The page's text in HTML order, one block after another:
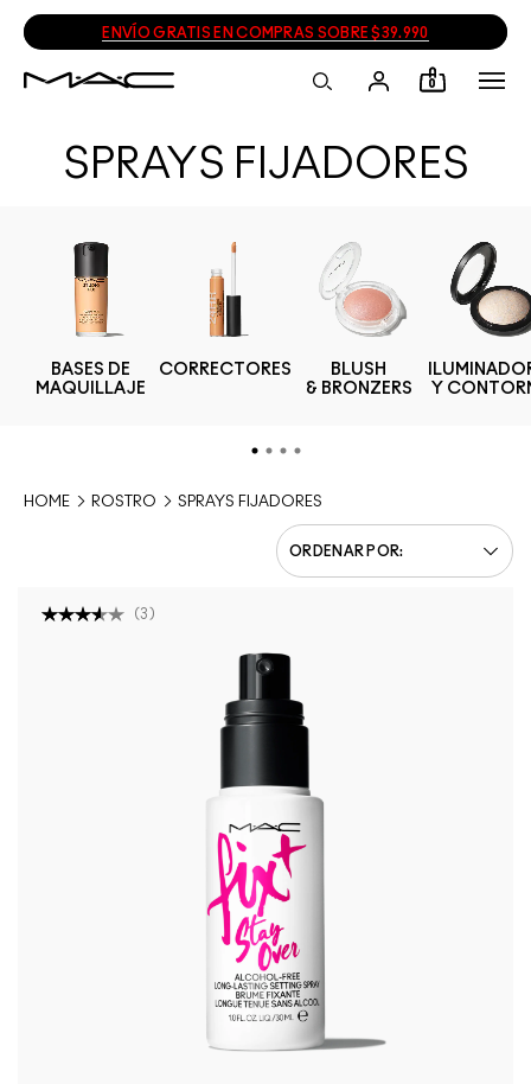
ENVÍO GRATIS EN COMPRAS SOBRE $39.990
0
SPRAYS FIJADORES
BASES DE
MAQUILLAJE
CORRECTORES
BLUSH
& BRONZERS
Y
HOME ROSTRO SPRAYS FIJADORES
(3 )